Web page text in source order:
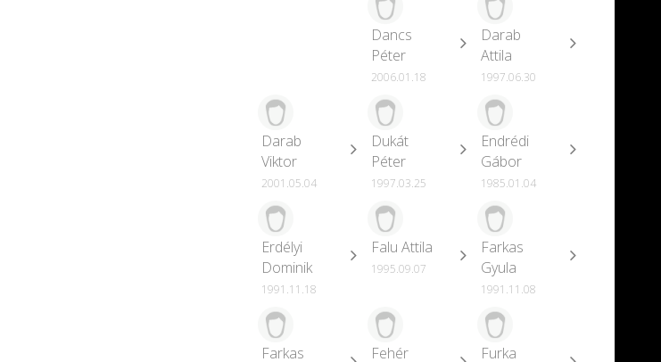
Dancs
Péter
2006.01.18
Darab
Attila
1997.06.30
Darab
Viktor
2001.05.04
Dukát
Péter
1997.03.25
Endrédi
Gábor
1985.01.04
Erdélyi
Dominik
1991.11.18
Falu Attila
1995.09.07
Farkas
Gyula
1991.11.08
Farkas
Fehér
Furka